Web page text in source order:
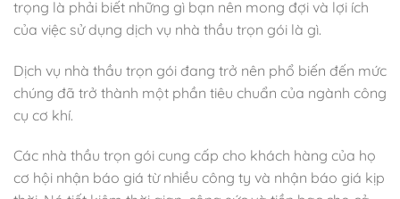
trọng là phải biết những gì bạn nên mong đợi và lợi ích
của việc sử dụng dịch vụ nhà thầu trọn gói là gì.
Dịch vụ nhà thầu trọn gói đang trở nên phổ biến đến mức
chúng đã trở thành một phần tiêu chuẩn của ngành công
cụ cơ khí.
Các nhà thầu trọn gói cung cấp cho khách hàng của họ
cơ hội nhận báo giá từ nhiều công ty và nhận báo giá kịp